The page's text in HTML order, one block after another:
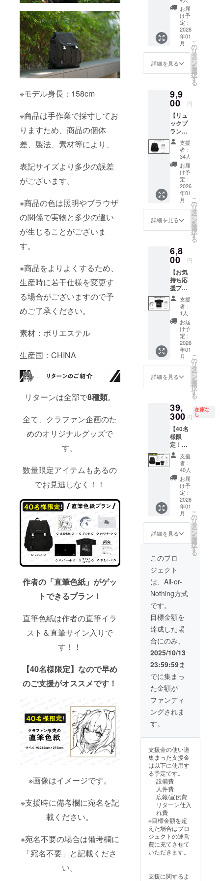
※モデル身長：158cm
※商品は手作業で採寸してお
りますため、商品の個体
差、製法、素材等により、
表記サイズより多少の誤差
がございます。
※商品の色は照明やブラウザ
の関係で実物と多少の違い
が生じることがございま
す。
※商品をよりよくするため、
生産時に若干仕様を変更す
る場合がございますので予
めご了承ください。
素材：ポリエステル
生産国：CHINA
リターンは全部で8種類。
全て、クラファン企画のた
めのオリジナルグッズで
す。
数量限定アイテムもあるの
でお見逃しなく！！
作者の「直筆色紙」がゲッ
トできるプラン！
直筆色紙は作者の直筆イラ
スト＆直筆サイン入りで
す！！
【40名様限定】なので早め
のご支援がオススメです！
※画像はイメージです。
※支援時に備考欄に宛名を記
載ください。
※宛名不要の場合は備考欄に
「宛名不要」と記載くださ
い。
ク 1点
・ぷに
缶 1点
・記念
カー
ド 1点
画像は
イメー
ジで
消費税
（10%
）と送
料990円
を含ん
でおり
ます。
お届
け予
定：
2026
年01
月
詳細を見る
こ
の
リ
タ
ー
ン
を
選
択
す
る
9,9
00 円
【リュ
ックプ
ラン】
・
リュッ
ク 1点
・記念
カー
ド 1点
画像は
イメー
ジで
す。 金
額には
消費税
料990円
を含ん
でおり
ます。
支援
者：
34人
お届
け予
定：
2026
年01
月
詳細を見る
こ
の
リ
タ
ー
ン
を
選
択
す
る
6,8
00 円
【お気
持ち応
援プラ
ン】 ・
ぷに
缶 1点
・プリ
ントT
シャ
ツ 1点
・記念
カー
ド 1点
画像は
イメー
額には
消費税
（10%
）と送
料660円
を含ん
でおり
ます。
支援
者：
1人
お届
け予
定：
2026
年01
月
詳細を見る
こ
の
リ
タ
ー
ン
を
選
択
す
る
39,
300 円
在庫な
し
【40名
様限
定！】
直筆色
紙プラ
リュッ
ク 1点
・直筆
色紙 1
点 ・ぷ
に缶 1
点 ・ク
リア
ポー
チ 1点
・デス
クマッ
ト 1点
・プリ
ントT
シャ
カー
ド 1点
●色紙イ
ラスト
はイ
メージ
画像に
なりま
す。 ●
必ず備
考欄
に、色
紙に入
記入く
い。 ●
宛名の
必要が
ない場
合は
「宛名
不要」
とご記
さい。
●備考欄
記入後
の宛名
変更は
不可と
おりま
支援
者：
40人
お届
け予
定：
2026
年01
月
詳細を見る
こ
の
リ
タ
ー
ン
を
選
択
す
る
このプロ
ジェクト
は、All-or-
Nothing方式
です。
目標金額を
達成した場
合にのみ、
2025/10/13
23:59:59ま
でに集まっ
た金額が
ファンディ
ングされま
す。
支援金の使い道
集まった支援金
は以下に使用す
る予定です。
設備費
人件費
広報/宣伝費
リターン仕入
れ費
※目標金額を超
えた場合はプロ
ジェクトの運営
費に充てさせて
いただきます。
支援に関するよ